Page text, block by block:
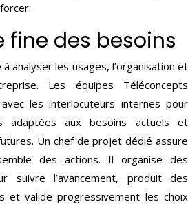
fine des besoins
analyser les usages, l’organisation et
Les équipes Téléconcepts
les interlocuteurs internes pour
adaptées aux besoins actuels et
Un chef de projet dédié assure
des actions. Il organise des
suivre l’avancement, produit des
et valide progressivement les choix